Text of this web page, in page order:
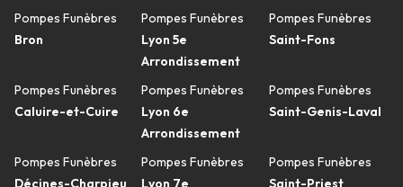
Pompes Funèbres
Bron
Pompes Funèbres
Caluire-et-Cuire
Pompes Funèbres
Décines-Charpieu
Pompes Funèbres
Lyon 5e
Arrondissement
Pompes Funèbres
Lyon 6e
Arrondissement
Pompes Funèbres
Lyon 7e
Pompes Funèbres
Saint-Fons
Pompes Funèbres
Saint-Genis-Laval
Pompes Funèbres
Saint-Priest